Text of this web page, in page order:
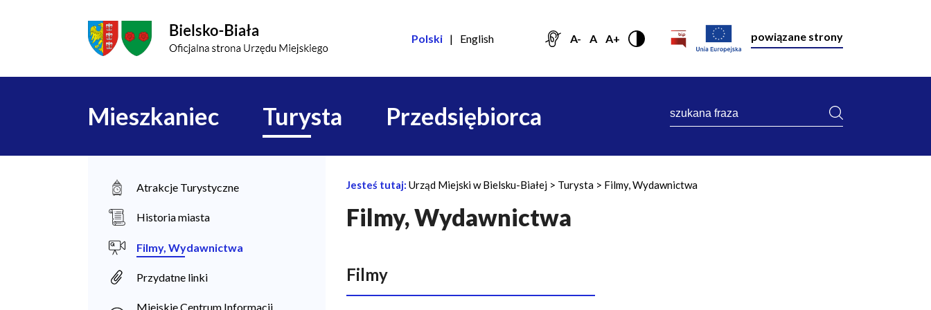
Polski English A- A A+ powiązane strony
Główna
nawigacja
Mieszkaniec Turysta Przedsiębiorca
szukana
M
i
e
s
z
k
Atrakcje Turystyczne
Historia miasta
Filmy, Wydawnictwa
Przydatne linki
Miejskie Centrum Informacji
Ś
c
ż
Jesteś tutaj: Urząd Miejski w Bielsku-Białej Turysta Filmy, Wydawnictwa
Filmy, Wydawnictwa
Filmy